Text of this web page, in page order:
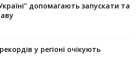
допомагають запускaти та
у регіоні очікують